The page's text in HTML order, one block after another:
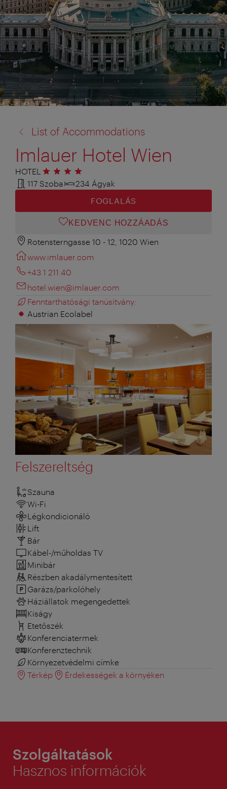
a:
List of Accommodations
Imlauer Hotel Wien
HOTEL 4 csillag
117 Szoba
234 Ágyak
FOGLALÁS
KEDVENC HOZZÁADÁS
Rotensterngasse 10 - 12, 1020 Wien
www.imlauer.com
+43 1 211 40
hotel.wien@imlauer.com
Fenntarthatósági tanúsítvány:
Austrian Ecolabel
Felszereltség
Szauna
Wi-Fi
Légkondicionáló
Lift
Bár
Kábel-/műholdas TV
Minibár
Részben akadálymentesített
Garázs/parkolóhely
Háziállatok megengedettek
Kiságy
Etetőszék
Konferenciatermek
Konferenztechnik
Környezetvédelmi címke
Térkép
Érdekességek a környéken
Szolgáltatások
Hasznos információk